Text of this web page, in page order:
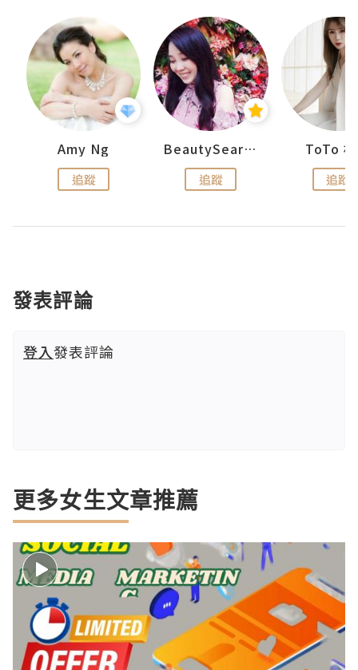
Amy Ng
追蹤
BeautySearch
追蹤
ToTo
追蹤
發表評論
登入發表評論
更多女生文章推薦